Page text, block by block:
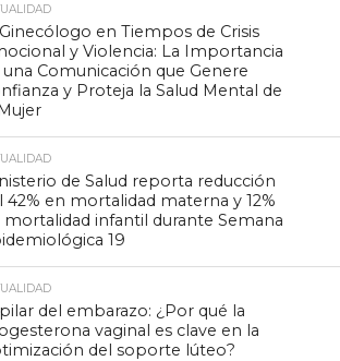
en Tiempos de Crisis
y Violencia: La Importancia
una Comunicación que Genere
y Proteja la Salud Mental de
de Salud reporta reducción
42% en mortalidad materna y 12%
mortalidad infantil durante Semana
19
del embarazo: ¿Por qué la
vaginal es clave en la
del soporte lúteo?